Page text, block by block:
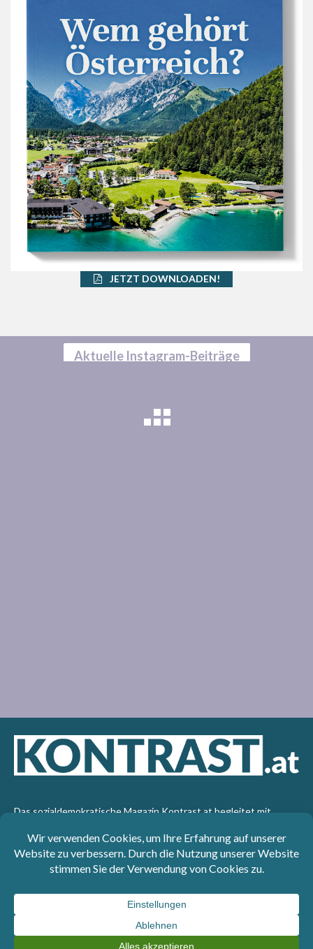
JETZT DOWNLOADEN!
Aktuelle Instagram-Beiträge
Das sozialdemokratische Magazin Kontrast.at begleitet mit
Gesellschaft, Staat und Wirtschaft von einem progressiven,
emanzipatorischen Standpunkt aus. Kontrast wirft den Blick der
sozialen Gerechtigkeit auf die Welt.
: SPÖ-Klub - 1017 Wien - Telefon: +43 1 40110-
3393 - e-mail: redaktion@kontrast.at -
Datenschutzerklärung